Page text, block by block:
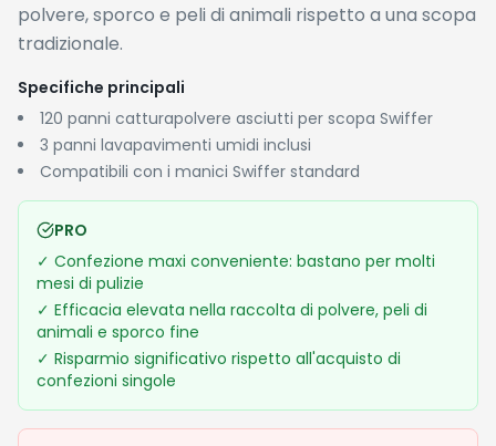
polvere, sporco e peli di animali rispetto a una scopa
tradizionale.
Specifiche principali
120 panni catturapolvere asciutti per scopa Swiffer
3 panni lavapavimenti umidi inclusi
Compatibili con i manici Swiffer standard
PRO
✓ Confezione maxi conveniente: bastano per molti
mesi di pulizie
✓ Efficacia elevata nella raccolta di polvere, peli di
animali e sporco fine
✓ Risparmio significativo rispetto all'acquisto di
confezioni singole